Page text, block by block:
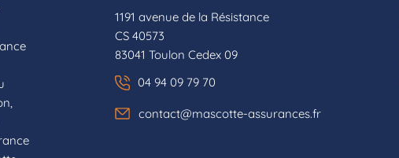
1191 avenue de la Résistance
CS 40573
83041 Toulon Cedex 09
04 94 09 79 70
contact@mascotte-assurances.fr